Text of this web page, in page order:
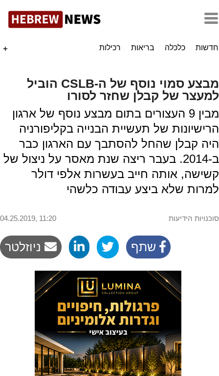
+ חדשות כלכלה בריאות רכילות
מבצע סמוי נוסף של ה-CSLB הוביל
למעצר של קבלן שחזר לסורו
מבין 9 העצורים בתום מבצע נוסף של ארגון
הרישיונות של תעשיית הבנייה בקליפורניה
היה קבלן שהחל להסתבך עם הארגון כבר
ב-2014. בעבר ריצה שנת מאסר על ניצול של
קשישה, אותה חייב בעשרות אלפי דולר
למרות שלא ביצע עבודה כלשהי
04.25.2019, 11:20 סוכנויות הידיעות